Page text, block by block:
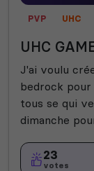
PVP UHC
UHC
J'ai voulu
bedrock pour
tous se qui
dimanche
23
votes